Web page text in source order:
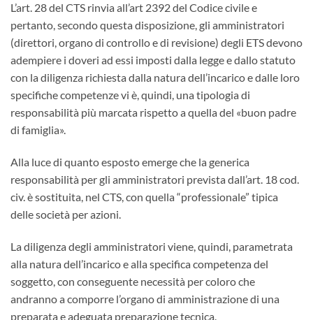
L’art. 28 del CTS rinvia all’art 2392 del Codice civile e
pertanto, secondo questa disposizione, gli amministratori
(direttori, organo di controllo e di revisione) degli ETS devono
adempiere i doveri ad essi imposti dalla legge e dallo statuto
con la diligenza richiesta dalla natura dell’incarico e dalle loro
specifiche competenze vi è, quindi, una tipologia di
responsabilità più marcata rispetto a quella del «buon padre
di famiglia».
Alla luce di quanto esposto emerge che la generica
responsabilità per gli amministratori prevista dall’art. 18 cod.
civ. è sostituita, nel CTS, con quella “professionale” tipica
delle società per azioni.
La diligenza degli amministratori viene, quindi, parametrata
alla natura dell’incarico e alla specifica competenza del
soggetto, con conseguente necessità per coloro che
andranno a comporre l’organo di amministrazione di una
preparata e adeguata preparazione tecnica.